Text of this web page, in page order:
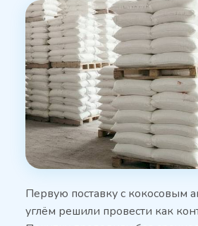
Первую поставку с кокосовым
углём решили провести как